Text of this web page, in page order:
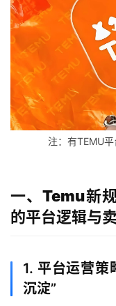
注：有TEMU
一、Temu新
的平台逻辑与
1. 平台运营策
沉淀”